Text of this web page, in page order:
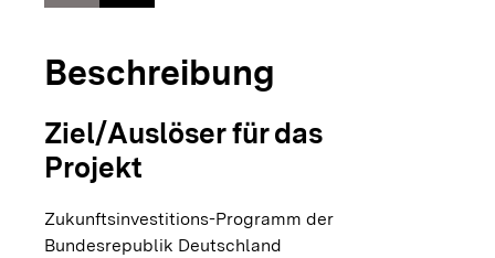
Beschreibung
Ziel/Auslöser für das
Projekt
Zukunftsinvestitions-Programm der
Bundesrepublik Deutschland